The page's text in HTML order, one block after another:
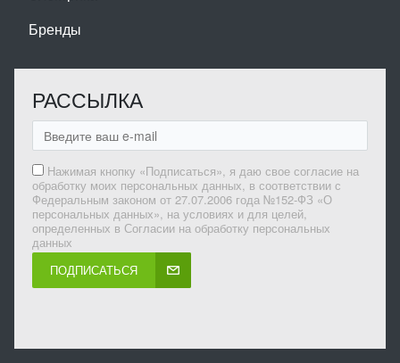
Бренды
РАССЫЛКА
Нажимая кнопку «Подписаться», я даю свое согласие на
обработку моих персональных данных, в соответствии с
Федеральным законом от 27.07.2006 года №152-ФЗ «О
персональных данных», на условиях и для целей,
определенных в Согласии на обработку персональных
данных
ПОДПИСАТЬСЯ